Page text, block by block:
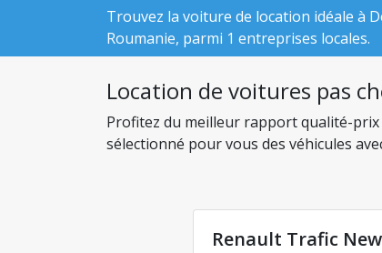
Trouvez la voiture de location idéale à
Roumanie, parmi 1 entreprises locales.
Location de voitures pas
Profitez du meilleur rapport qualité-
sélectionné pour vous des véhicules
Renault Trafic New